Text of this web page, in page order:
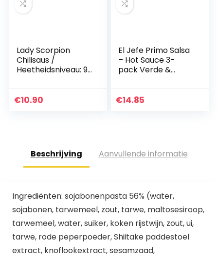
Lady Scorpion
Chilisaus /
Heetheidsniveau: 9
Venezuelan Hearts,
€10.90
El Jefe Primo Salsa
– Hot Sauce 3-
pack Verde &
€14.85
Beschrijving Aanvullende informatie
Ingrediënten: sojabonenpasta 56% (water,
sojabonen, tarwemeel, zout, tarwe, maltosesiroop,
tarwemeel, water, suiker, koken rijstwijn, zout, ui,
tarwe, rode peperpoeder, Shiitake paddestoel
extract, knoflookextract, sesamzaad,